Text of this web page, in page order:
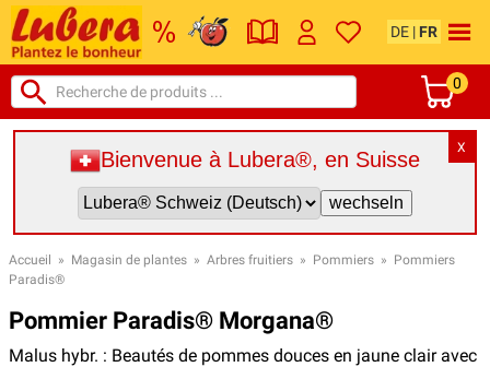
DE | FR
0
X
Bienvenue à Lubera®, en Suisse
Accueil » Magasin de plantes » Arbres fruitiers » Pommiers » Pommiers
Paradis®
Pommier Paradis® Morgana®
Malus hybr. : Beautés de pommes douces en jaune clair avec